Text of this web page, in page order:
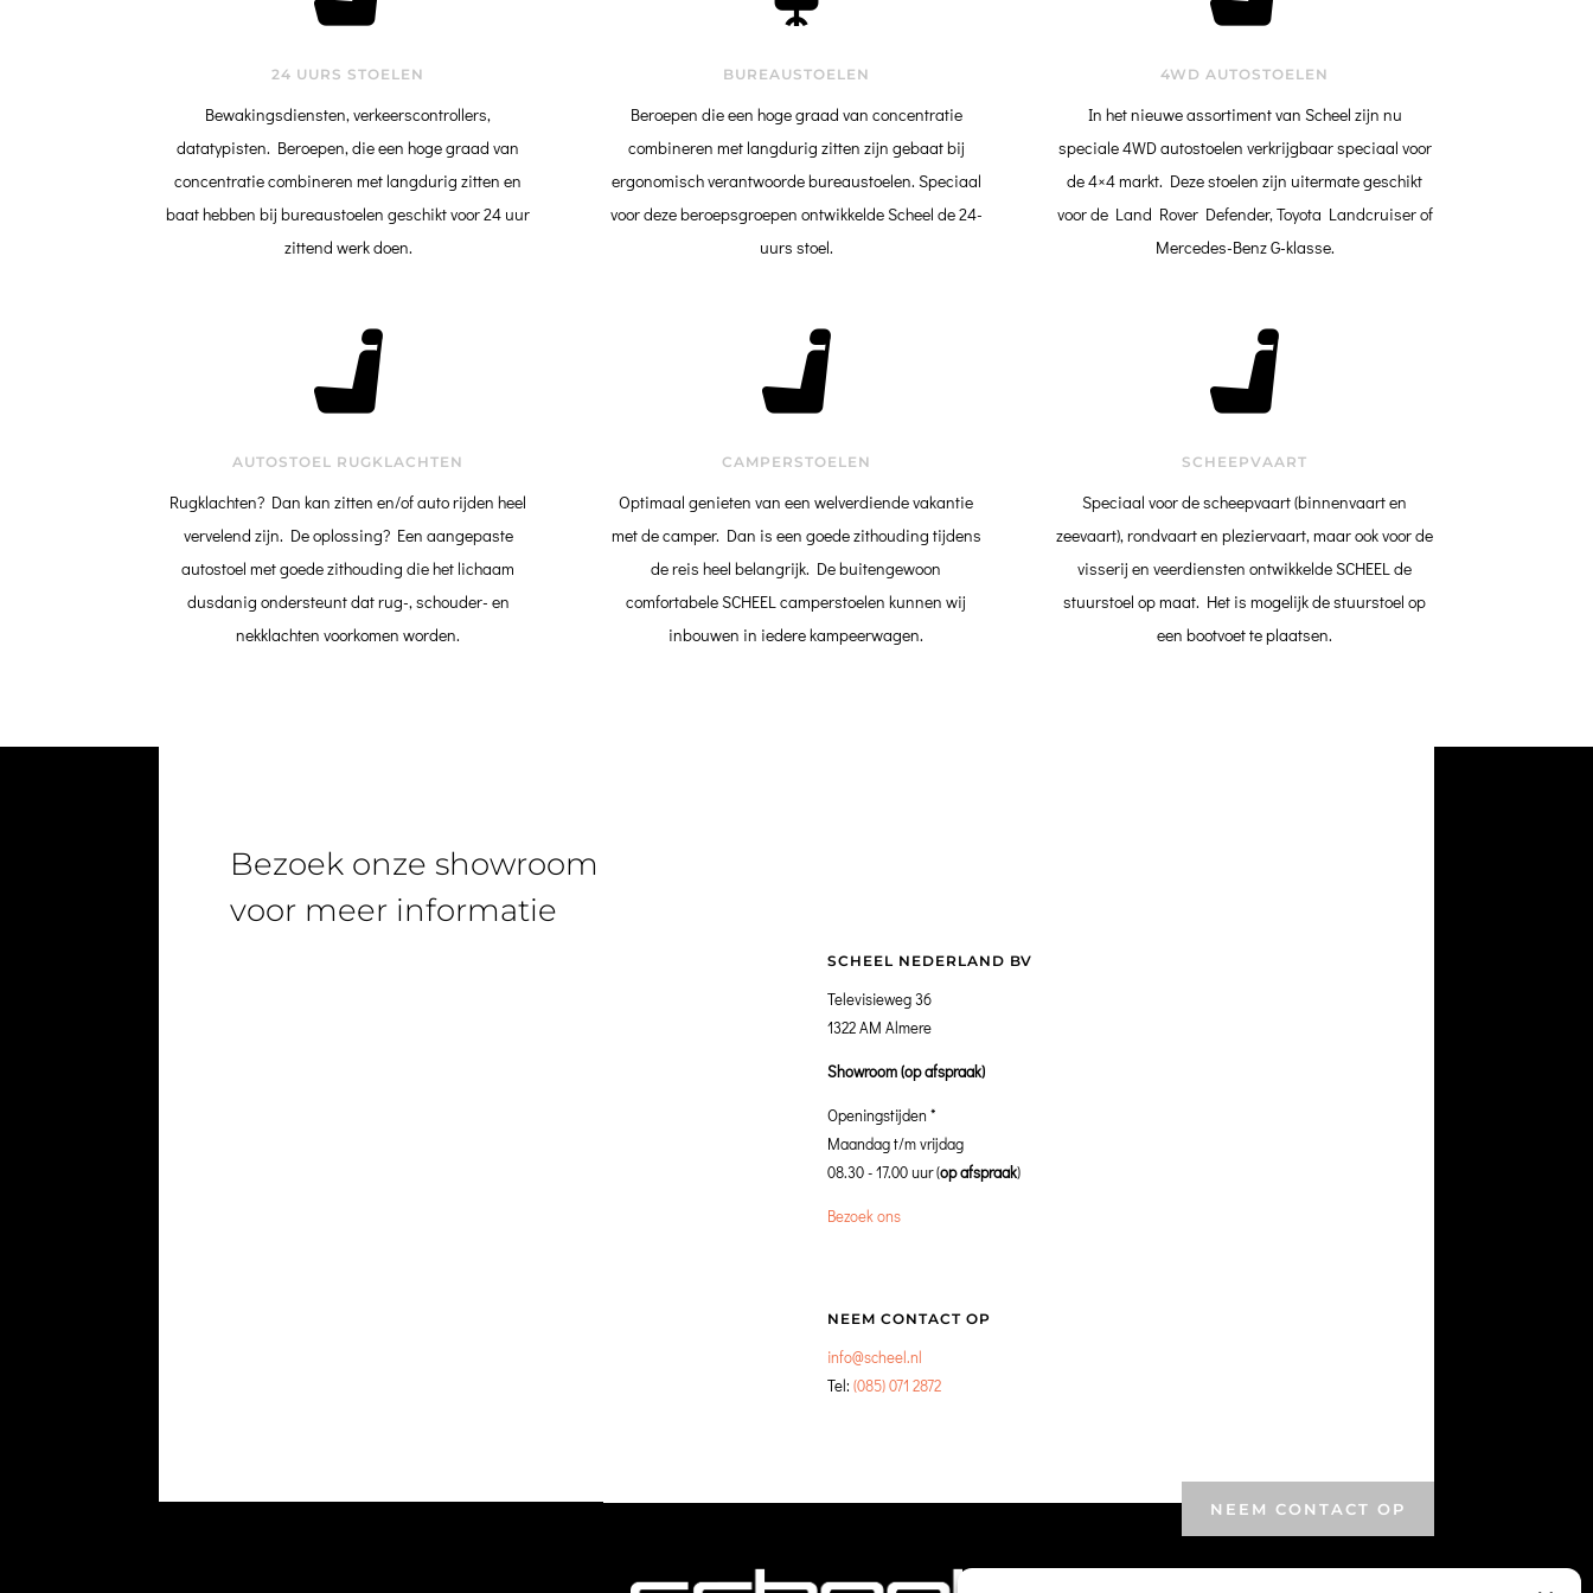
24 UURS STOELEN
Bewakingsdiensten, verkeerscontrollers,
datatypisten. Beroepen, die een hoge graad van
concentratie combineren met langdurig zitten en
baat hebben bij bureaustoelen geschikt voor 24 uur
zittend werk doen.
BUREAUSTOELEN
Beroepen die een hoge graad van concentratie
combineren met langdurig zitten zijn gebaat bij
ergonomisch verantwoorde bureaustoelen. Speciaal
voor deze beroepsgroepen ontwikkelde Scheel de 24-
uurs stoel.
4WD AUTOSTOELEN
In het nieuwe assortiment van Scheel zijn nu
speciale 4WD autostoelen verkrijgbaar speciaal voor
de 4×4 markt. Deze stoelen zijn uitermate geschikt
voor de Land Rover Defender, Toyota Landcruiser of
Mercedes-Benz G-klasse.
AUTOSTOEL RUGKLACHTEN
Rugklachten? Dan kan zitten en/of auto rijden heel
vervelend zijn. De oplossing? Een aangepaste
autostoel met goede zithouding die het lichaam
dusdanig ondersteunt dat rug-, schouder- en
nekklachten voorkomen worden.
CAMPERSTOELEN
Optimaal genieten van een welverdiende vakantie
met de camper. Dan is een goede zithouding tijdens
de reis heel belangrijk. De buitengewoon
comfortabele SCHEEL camperstoelen kunnen wij
inbouwen in iedere kampeerwagen.
SCHEEPVAART
Speciaal voor de scheepvaart (binnenvaart en
zeevaart), rondvaart en pleziervaart, maar ook voor de
visserij en veerdiensten ontwikkelde SCHEEL de
stuurstoel op maat. Het is mogelijk de stuurstoel op
een bootvoet te plaatsen.
Bezoek onze showroom
voor meer informatie
SCHEEL NEDERLAND BV
Televisieweg 36
1322 AM Almere
Showroom (op afspraak)
Openingstijden *
Maandag t/m vrijdag
08.30 - 17.00 uur (op afspraak)
Bezoek ons
NEEM CONTACT OP
info@scheel.nl
Tel:(085) 071 2872
NEEM CONTACT OP